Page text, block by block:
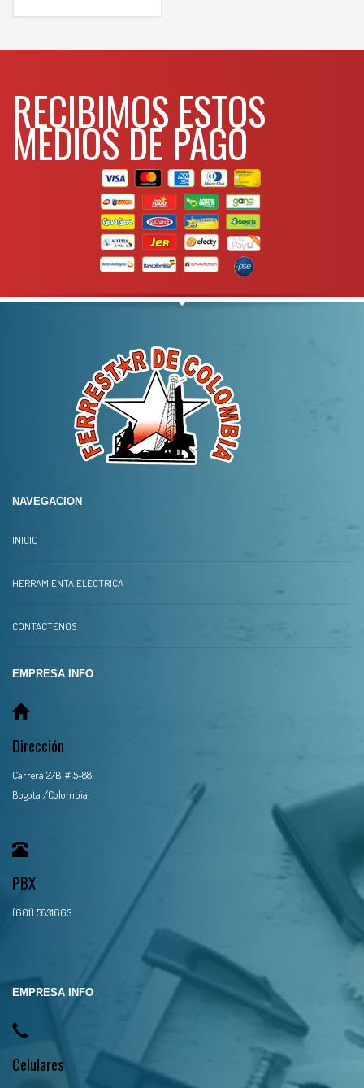
RECIBIMOS ESTOS
MEDIOS DE PAGO
NAVEGACION
INICIO
HERRAMIENTA ELECTRICA
CONTACTENOS
EMPRESA INFO
Dirección
Carrera 27B # 5-88
Bogota /Colombia
PBX
(601) 5831663
EMPRESA INFO
Celulares